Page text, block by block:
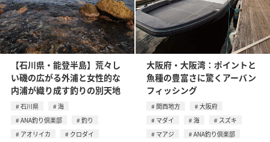
【石川県・能登半島】荒々し
い磯の広がる外浦と女性的な
内浦が織り成す釣りの別天地
石川県
海
ANA釣り倶楽部
釣り
アオリイカ
クロダイ
大阪府・大阪湾：ポイントと
魚種の豊富さに驚くアーバン
フィッシング
関西地方
大阪府
マダイ
海
スズキ
マアジ
ANA釣り倶楽部